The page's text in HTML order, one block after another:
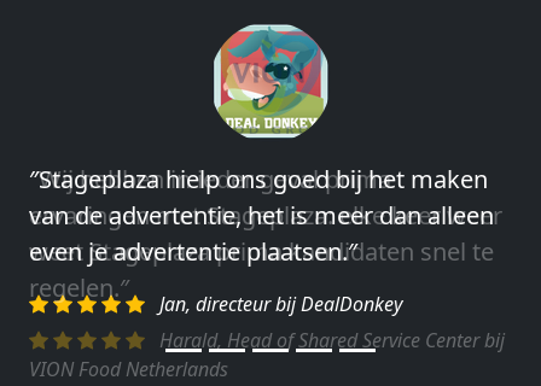
″Wij hebben in ieder geval prima
ervaringen met Stageplaza: elke keer weer
weet Stageplaza prima kandidaten snel te
regelen.″
Harald, Head of Shared Service Center bij
VION Food Netherlands